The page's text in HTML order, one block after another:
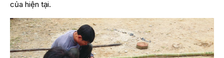
của hiện tại.